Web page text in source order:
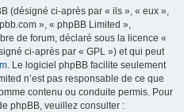
(désigné ci-après par « ils », « eux »,
», « phpBB Limited »,
de forum, déclaré sous la licence «
ci-après par « GPL ») et qui peut
. Le logiciel phpBB facilite seulement
n’est pas responsable de ce que
contenu ou conduite permis. Pour
phpBB, veuillez consulter :